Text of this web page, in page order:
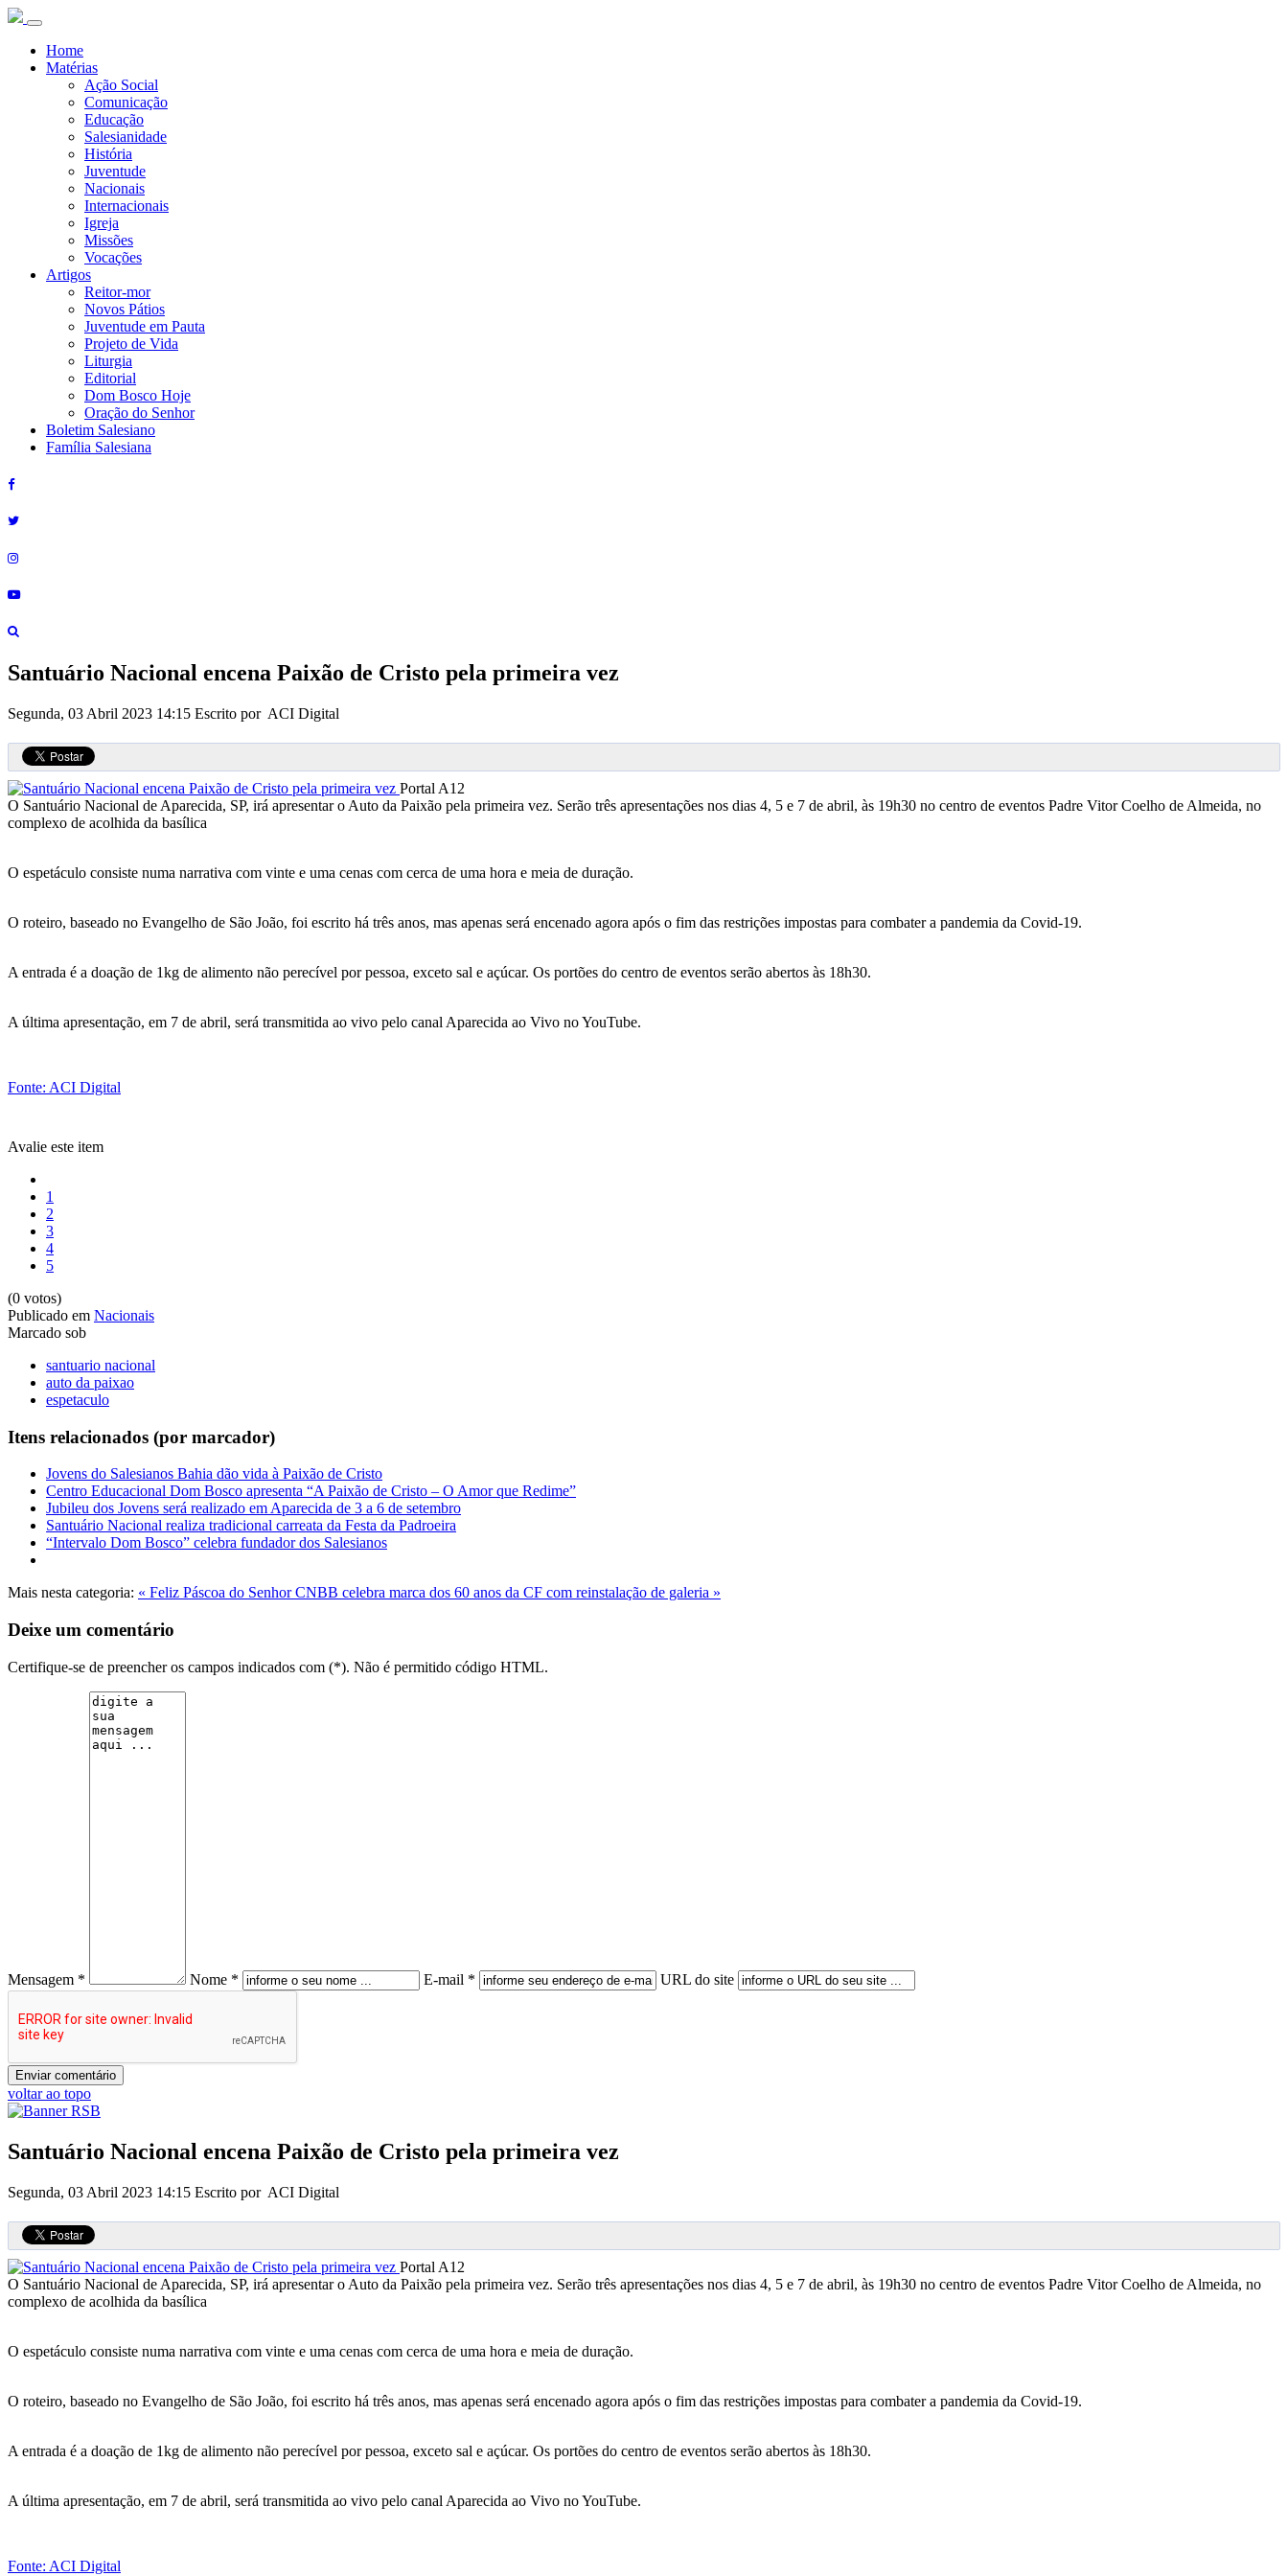
Home
Matérias
Ação Social
Comunicação
Educação
Salesianidade
História
Juventude
Nacionais
Internacionais
Igreja
Missões
Vocações
Artigos
Reitor-mor
Novos Pátios
Juventude em Pauta
Projeto de Vida
Liturgia
Editorial
Dom Bosco Hoje
Oração do Senhor
Boletim Salesiano
Família Salesiana
Santuário Nacional encena Paixão de Cristo pela primeira vez
Segunda, 03 Abril 2023 14:15 Escrito por ACI Digital
Portal A12
O Santuário Nacional de Aparecida, SP, irá apresentar o Auto da Paixão pela primeira vez. Serão três apresentações nos dias 4, 5 e 7 de abril, às 19h30 no centro de eventos Padre Vitor Coelho de Almeida, no
complexo de acolhida da basílica
O espetáculo consiste numa narrativa com vinte e uma cenas com cerca de uma hora e meia de duração.
O roteiro, baseado no Evangelho de São João, foi escrito há três anos, mas apenas será encenado agora após o fim das restrições impostas para combater a pandemia da Covid-19.
A entrada é a doação de 1kg de alimento não perecível por pessoa, exceto sal e açúcar. Os portões do centro de eventos serão abertos às 18h30.
A última apresentação, em 7 de abril, será transmitida ao vivo pelo canal Aparecida ao Vivo no YouTube.
Fonte: ACI Digital
Avalie este item
1
2
3
4
5
(0 votos)
Publicado em Nacionais
Marcado sob
santuario nacional
auto da paixao
espetaculo
Itens relacionados (por marcador)
Jovens do Salesianos Bahia dão vida à Paixão de Cristo
Centro Educacional Dom Bosco apresenta “A Paixão de Cristo – O Amor que Redime”
Jubileu dos Jovens será realizado em Aparecida de 3 a 6 de setembro
Santuário Nacional realiza tradicional carreata da Festa da Padroeira
“Intervalo Dom Bosco” celebra fundador dos Salesianos
Mais nesta categoria: « Feliz Páscoa do SenhorCNBB celebra marca dos 60 anos da CF com reinstalação de galeria »
Deixe um comentário
Certifique-se de preencher os campos indicados com (*). Não é permitido código HTML.
Mensagem * Nome * E-mail * URL do site
voltar ao topo
Santuário Nacional encena Paixão de Cristo pela primeira vez
Segunda, 03 Abril 2023 14:15 Escrito por ACI Digital
Portal A12
O Santuário Nacional de Aparecida, SP, irá apresentar o Auto da Paixão pela primeira vez. Serão três apresentações nos dias 4, 5 e 7 de abril, às 19h30 no centro de eventos Padre Vitor Coelho de Almeida, no
complexo de acolhida da basílica
O espetáculo consiste numa narrativa com vinte e uma cenas com cerca de uma hora e meia de duração.
O roteiro, baseado no Evangelho de São João, foi escrito há três anos, mas apenas será encenado agora após o fim das restrições impostas para combater a pandemia da Covid-19.
A entrada é a doação de 1kg de alimento não perecível por pessoa, exceto sal e açúcar. Os portões do centro de eventos serão abertos às 18h30.
A última apresentação, em 7 de abril, será transmitida ao vivo pelo canal Aparecida ao Vivo no YouTube.
Fonte: ACI Digital